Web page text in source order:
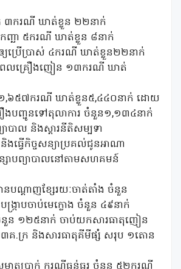
៣ករណី ឃាត់ខ្លួន ២២នាក់
ឆា ៥ករណី ឃាត់ខ្លួន ៨នាក់
ប្រើប្រាស់ ៤ករណី ឃាត់ខ្លួន២២នាក់
ធិពលគ្រឿងញៀន ១៣ករណី ឃាត់
,៦៥៧ករណី ឃាត់ខ្លួន៥,៤៤០នាក់ ដោយ
បញ្ជូនទៅតុលាការ ចំនួន១,១៣៤នាក់
បាល និងស្តារនីតិសម្បទា
ធ្វើកិច្ចសន្យាប្រគល់ជូនអាណា
ាបព្យាបាលនៅតាមសហគមន៍
ណ្តាញខ្សែរយៈចាត់តាំង ចំនួន
រ្កាបចាប់មេក្លោង ចំនួន ៤៩នាក់
នួន ១២៥នាក់ ចាប់យកសារធាតុញៀន
.ក្រ និងសារធាតុគីមីផ្សំ សរុប ១តោន